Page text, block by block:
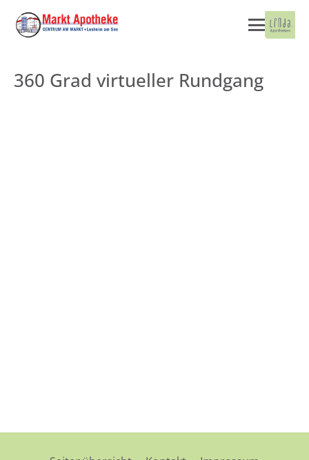
360 Grad virtueller Rundgang